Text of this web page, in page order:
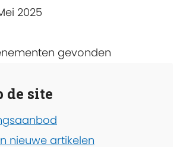
2025
gevonden
de site
nieuwe artikelen